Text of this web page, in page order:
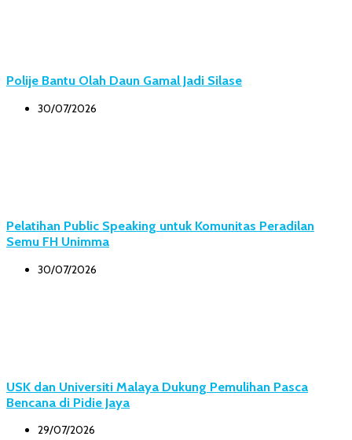
Polije Bantu Olah Daun Gamal Jadi Silase
30/07/2026
Pelatihan Public Speaking untuk Komunitas Peradilan
Semu FH Unimma
30/07/2026
USK dan Universiti Malaya Dukung Pemulihan Pasca
Bencana di Pidie Jaya
29/07/2026